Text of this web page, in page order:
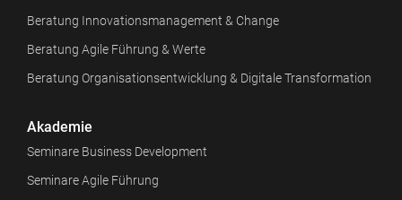
Beratung Innovationsmanagement & Change
Beratung Agile Führung & Werte
Beratung Organisationsentwicklung & Digitale Transformation
Akademie
Seminare Business Development
Seminare Agile Führung